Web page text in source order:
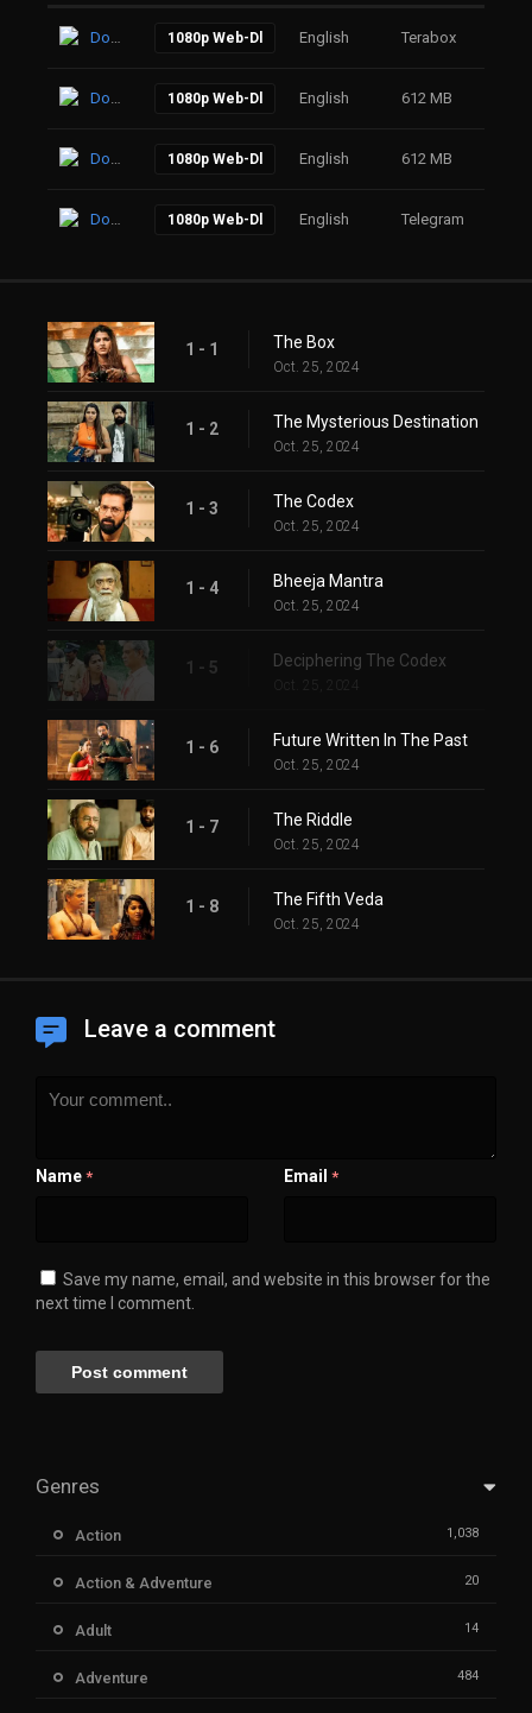
Download 1080p Web-Dl English Terabox
Download 1080p Web-Dl English 612 MB
Download 1080p Web-Dl English 612 MB
Download 1080p Web-Dl English Telegram
1 - 1 The Box
Oct. 25, 2024
1 - 2 The Mysterious Destination
Oct. 25, 2024
1 - 3 The Codex
Oct. 25, 2024
1 - 4 Bheeja Mantra
Oct. 25, 2024
1 - 5 Deciphering The Codex
Oct. 25, 2024
1 - 6 Future Written In The Past
Oct. 25, 2024
1 - 7 The Riddle
Oct. 25, 2024
1 - 8 The Fifth Veda
Oct. 25, 2024
Leave a comment
Name * Email *
Save my name, email, and website in this browser for the
next time I comment.
Genres
Action 1,038
Action & Adventure 20
Adult 14
Adventure 484